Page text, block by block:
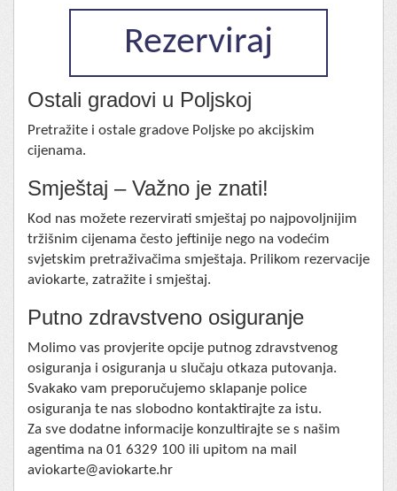
Rezerviraj
Ostali gradovi u Poljskoj
Pretražite i ostale gradove Poljske po akcijskim
cijenama.
Smještaj – Važno je znati!
Kod nas možete rezervirati smještaj po najpovoljnijim
tržišnim cijenama često jeftinije nego na vodećim
svjetskim pretraživačima smještaja. Prilikom rezervacije
aviokarte, zatražite i smještaj.
Putno zdravstveno osiguranje
Molimo vas provjerite opcije putnog zdravstvenog
osiguranja i osiguranja u slučaju otkaza putovanja.
Svakako vam preporučujemo sklapanje police
osiguranja te nas slobodno kontaktirajte za istu.
Za sve dodatne informacije konzultirajte se s našim
agentima na 01 6329 100 ili upitom na mail
aviokarte@aviokarte.hr